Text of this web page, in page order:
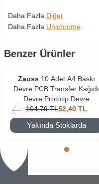
Daha Fazla Diğer
Daha Fazla Unichrome
Benzer Ürünler
Zauss 10 Adet A4 Baskı
Devre PCB Transfer Kağıdı
Devre Prototip Devre
104,79 TL52,40 TL
Yakında Stoklarda